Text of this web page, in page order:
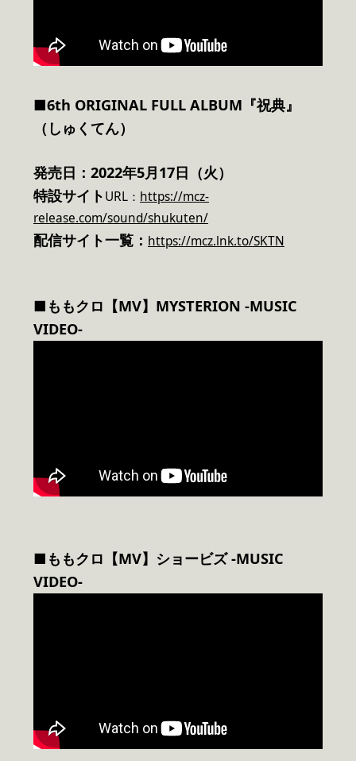
■6th ORIGINAL FULL ALBUM『祝典』
（しゅくてん）
発売日：2022年5月17日（火）
特設サイトURL： https://mcz-
release.com/sound/shukuten/
配信サイト一覧： https://mcz.lnk.to/SKTN
■ももクロ【MV】MYSTERION -MUSIC
VIDEO-
■ももクロ【MV】ショービズ -MUSIC
VIDEO-